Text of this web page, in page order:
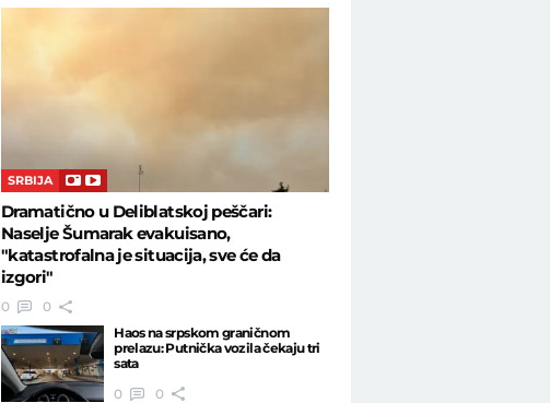
SRBIJA
Dramatično u Deliblatskoj peščari:
Naselje Šumarak evakuisano,
"katastrofalna je situacija, sve će da
izgori"
0
0
Haos na srpskom graničnom
prelazu: Putnička vozila čekaju tri
sata
0
0